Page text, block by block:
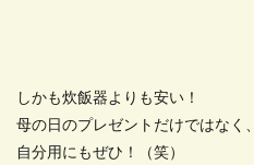
しかも炊飯器よりも安い！
母の日のプレゼントだけではなく、
自分用にもぜひ！（笑）